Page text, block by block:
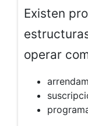
Existen
operar